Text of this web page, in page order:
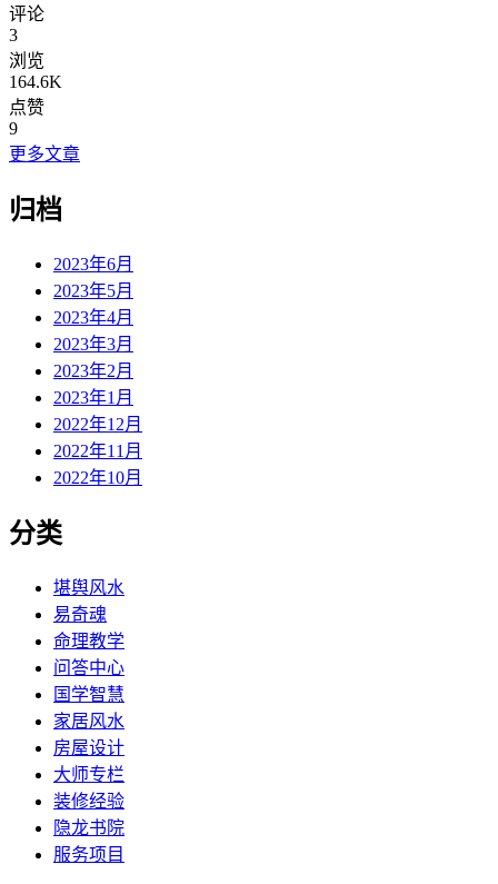
评论
3
浏览
164.6K
点赞
9
更多文章
归档
2023年6月
2023年5月
2023年4月
2023年3月
2023年2月
2023年1月
2022年12月
2022年11月
2022年10月
分类
堪舆风水
易奇魂
命理教学
问答中心
国学智慧
家居风水
房屋设计
大师专栏
装修经验
隐龙书院
服务项目